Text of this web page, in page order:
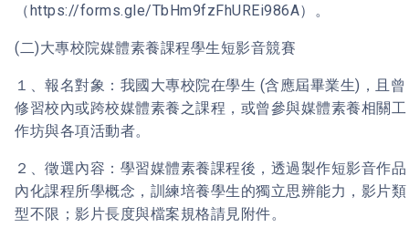
（https://forms.gle/TbHm9fzFhUREi986A）。
(二)大專校院媒體素養課程學生短影音競賽
１、報名對象：我國大專校院在學生 (含應屆畢業生)，且曾
修習校內或跨校媒體素養之課程，或曾參與媒體素養相關工
作坊與各項活動者。
２、徵選內容：學習媒體素養課程後，透過製作短影音作品
內化課程所學概念，訓練培養學生的獨立思辨能力，影片類
型不限；影片長度與檔案規格請見附件。